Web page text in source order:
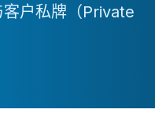
户私牌（Private